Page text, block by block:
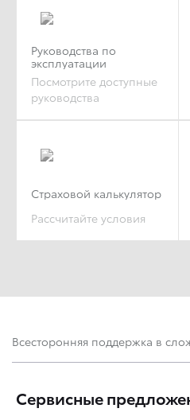
Руководства по
эксплуатации
Посмотрите доступные
руководства
Страховой калькулятор
Рассчитайте условия
Всесторонняя поддержка в
Сервисные